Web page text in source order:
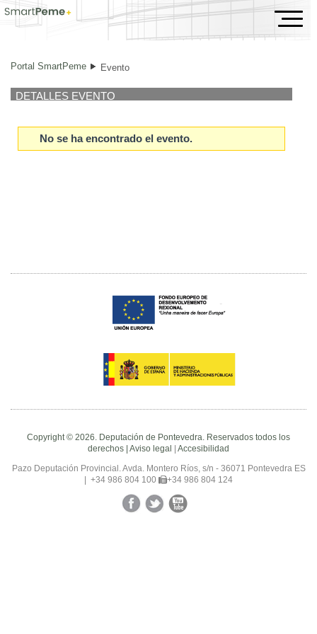
Evento
Portal SmartPeme Evento
DETALLES EVENTO
No se ha encontrado el evento.
Copyright © 2026. Deputación de Pontevedra. Reservados todos los
derechos | Aviso legal | Accesibilidad
Pazo Deputación Provincial. Avda. Montero Ríos, s/n - 36071 Pontevedra ES
| +34 986 804 100
+34 986 804 124
FacebookTwitterYouTube